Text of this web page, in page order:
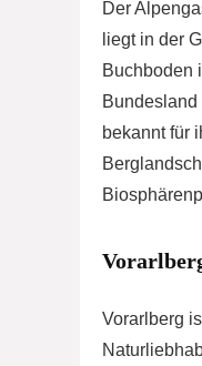
Der
liegt in der
Buchboden
bekannt für
Vorarlberg